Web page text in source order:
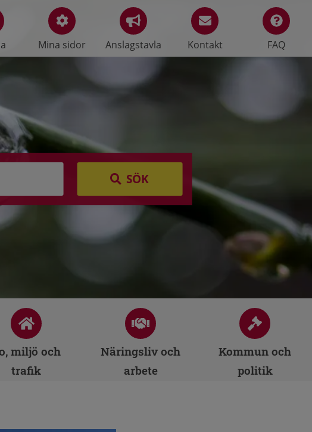
Mina sidor Anslagstavla Kontakt FAQ
SÖK
miljö och
trafik
Näringsliv och
arbete
Kommun och
politik